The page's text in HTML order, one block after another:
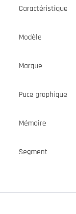
Caractéristique
Modèle
Marque
Puce graphique
Mémoire
Segment